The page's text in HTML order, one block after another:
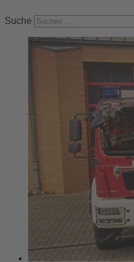
Suche